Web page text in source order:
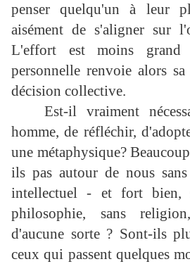
penser quelqu'un à leur
aisément de s'aligner sur
L'effort est moins grand
personnelle renvoie alors
décision collective.
Est-il vraiment
homme, de réfléchir,
une métaphysique?
ils pas autour de nous
intellectuel - et fort bien,
philosophie, sans
d'aucune sorte ? Sont-ils
ceux qui passent quelques